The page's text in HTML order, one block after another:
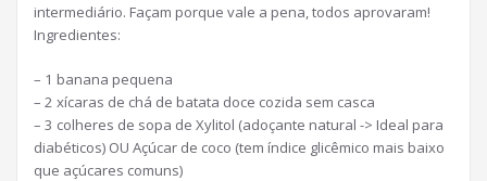
intermediário. Façam porque vale a pena, todos aprovaram!
Ingredientes:
– 1 banana pequena
– 2 xícaras de chá de batata doce cozida sem casca
– 3 colheres de sopa de Xylitol (adoçante natural -> Ideal para
diabéticos) OU Açúcar de coco (tem índice glicêmico mais baixo
que açúcares comuns)